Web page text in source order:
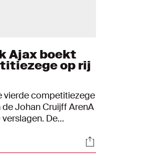
Ajax boekt
op rij
vierde competitiezege
Johan Cruijff ArenA
De
Taylor en
Socials